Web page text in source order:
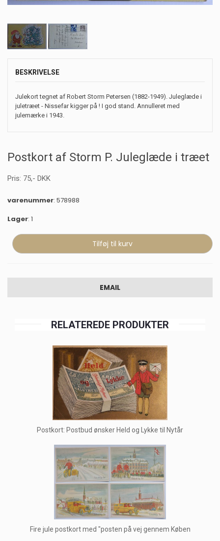
BESKRIVELSE
Julekort tegnet af Robert Storm Petersen (1882-1949). Juleglæde i
juletræet - Nissefar kigger på ! I god stand. Annulleret med
julemærke i 1943.
Postkort af Storm P. Juleglæde i træet
Pris: 75,- DKK
varenummer: 578988
Lager: 1
EMAIL
RELATEREDE PRODUKTER
Postkort: Postbud ønsker Held og Lykke til Nytår
Fire jule postkort med "posten på vej gennem Køben